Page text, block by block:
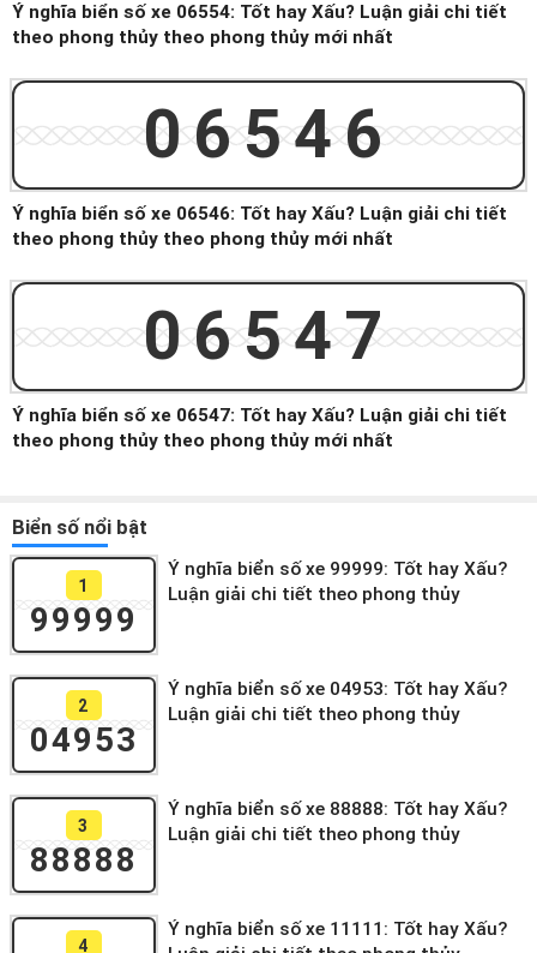
Ý nghĩa biển số xe 06554: Tốt hay Xấu? Luận giải chi tiết
theo phong thủy theo phong thủy mới nhất
06546
Ý nghĩa biển số xe 06546: Tốt hay Xấu? Luận giải chi tiết
theo phong thủy theo phong thủy mới nhất
06547
Ý nghĩa biển số xe 06547: Tốt hay Xấu? Luận giải chi tiết
theo phong thủy theo phong thủy mới nhất
Biển số nổi bật
1
99999
Ý nghĩa biển số xe 99999: Tốt hay Xấu?
Luận giải chi tiết theo phong thủy
2
04953
Ý nghĩa biển số xe 04953: Tốt hay Xấu?
Luận giải chi tiết theo phong thủy
3
88888
Ý nghĩa biển số xe 88888: Tốt hay Xấu?
Luận giải chi tiết theo phong thủy
4
Ý nghĩa biển số xe 11111: Tốt hay Xấu?